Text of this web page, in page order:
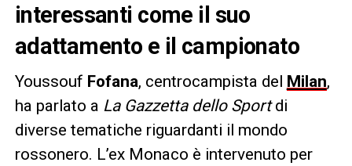
interessanti come il suo
adattamento e il campionato
Youssouf Fofana, centrocampista del Milan,
ha parlato a La Gazzetta dello Sportdi
diverse tematiche riguardanti il mondo
rossonero. L’ex Monaco è intervenuto per